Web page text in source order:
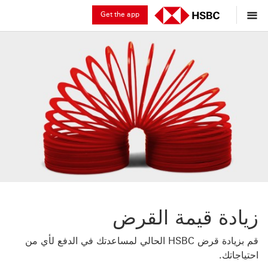
Get the app
زيادة قيمة القرض
قم بزيادة قرض HSBC الحالي لمساعدتك في الدفع لأي من
احتياجاتك.